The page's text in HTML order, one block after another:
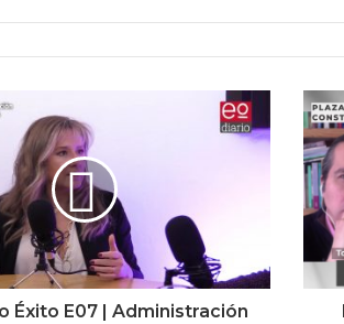
Éxito E07 | Administración